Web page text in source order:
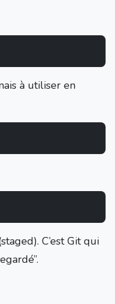
à utiliser en
C’est Git qui